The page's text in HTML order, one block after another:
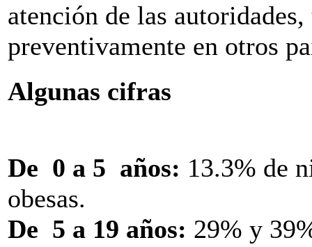
atención de las
preventivamente en otros
Algunas cifras
De 0 a 5 años: 13.3% de
obesas.
De 5 a 19 años: 29% y